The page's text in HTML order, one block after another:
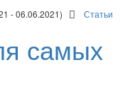
- 06.06.2021) Статьи
самых